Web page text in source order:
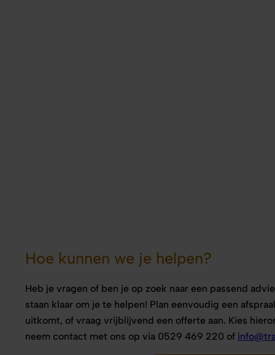
Hoe kunnen we je helpen?
Heb je vragen of ben je op zoek naar een passend
staan klaar om je te helpen! Plan eenvoudig een
uitkomt, of vraag vrijblijvend een offerte aan. Kies
neem contact met ons op via 0529 469 220 of